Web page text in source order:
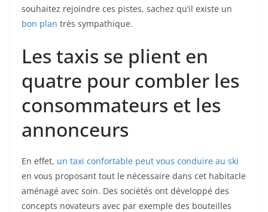
souhaitez rejoindre ces pistes, sachez qu’il existe un
bon plan très sympathique.
Les taxis se plient en
quatre pour combler les
consommateurs et les
annonceurs
En effet, un taxi confortable peut vous conduire au ski
en vous proposant tout le nécessaire dans cet habitacle
aménagé avec soin. Des sociétés ont développé des
concepts novateurs avec par exemple des bouteilles